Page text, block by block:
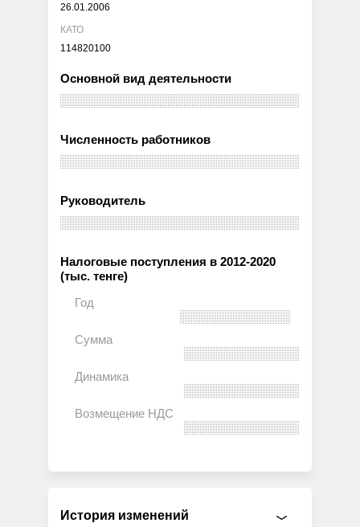
26.01.2006
КАТО
114820100
Основной вид деятельности
Численность работников
Руководитель
Налоговые поступления в 2012-2020
(тыс. тенге)
История изменений